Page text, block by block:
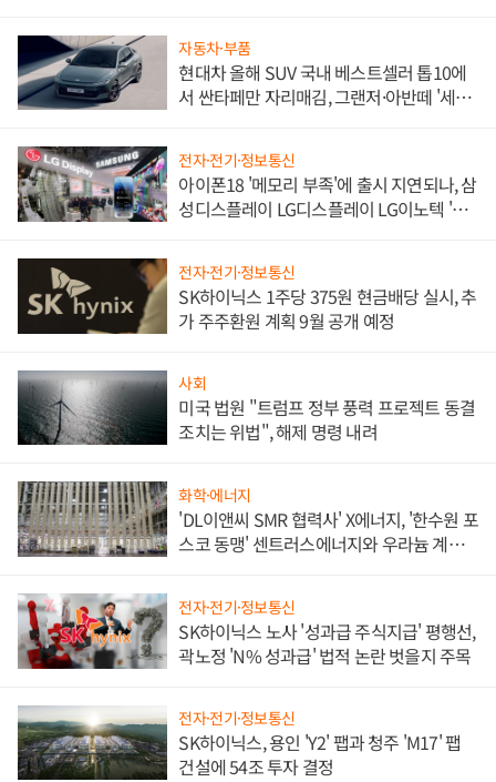
자동차·부품
현대차 올해 SUV 국내 베스트셀러 톱10에
서 싼타페만 자리매김, 그랜저·아반떼 '세단
전자·전기·정보통신
아이폰18 '메모리 부족'에 출시 지연되나, 삼
성디스플레이 LG디스플레이 LG이노텍 '탈
전자·전기·정보통신
SK하이닉스 1주당 375원 현금배당 실시, 추
가 주주환원 계획 9월 공개 예정
사회
미국 법원 "트럼프 정부 풍력 프로젝트 동결
조치는 위법", 해제 명령 내려
화학·에너지
'DL이앤씨 SMR 협력사' X에너지, '한수원 포
스코 동맹' 센트러스에너지와 우라늄 계약
전자·전기·정보통신
SK하이닉스 노사 '성과급 주식지급' 평행선,
곽노정 'N% 성과급' 법적 논란 벗을지 주목
전자·전기·정보통신
SK하이닉스, 용인 'Y2' 팹과 청주 'M17' 팹
건설에 54조 투자 결정